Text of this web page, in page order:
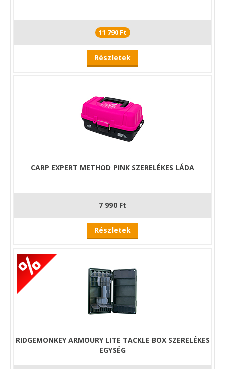
11 790 Ft
Részletek
CARP EXPERT METHOD PINK SZERELÉKES LÁDA
7 990 Ft
Részletek
RIDGEMONKEY ARMOURY LITE TACKLE BOX SZERELÉKES
EGYSÉG